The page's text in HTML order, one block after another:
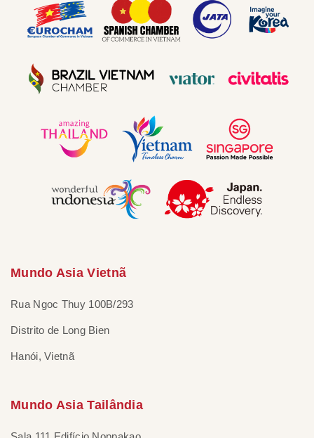
Mundo Asia Vietnã
Rua Ngoc Thuy 100B/293
Distrito de Long Bien
Hanói, Vietnã
Mundo Asia Tailândia